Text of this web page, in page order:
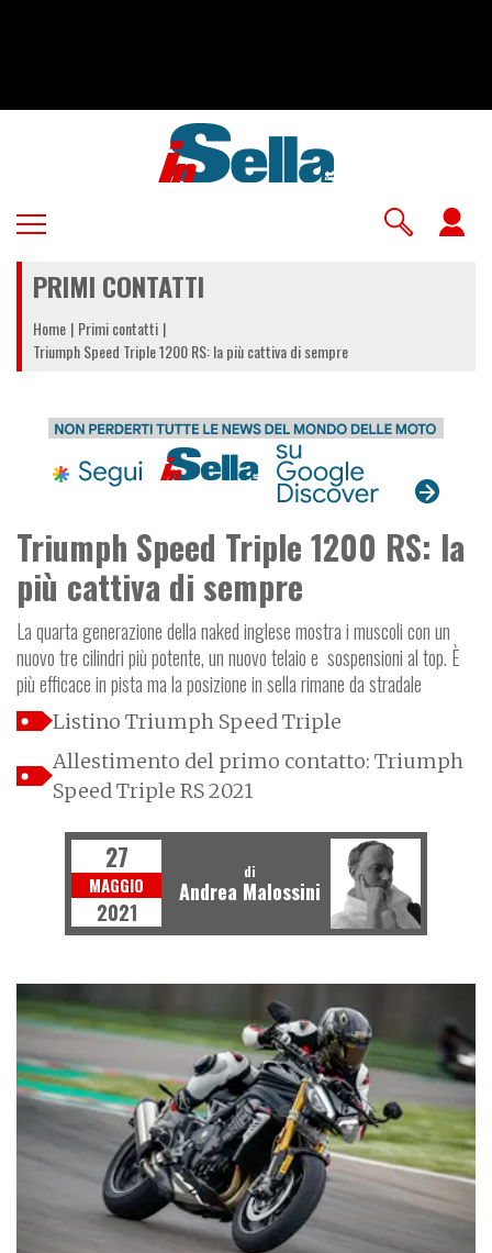
PRIMI CONTATTI
Home Primi contatti
Triumph Speed Triple 1200 RS: la più cattiva di sempre
Triumph Speed Triple 1200 RS: la
più cattiva di sempre
La quarta generazione della naked inglese mostra i muscoli con un
nuovo tre cilindri più potente, un nuovo telaio e sospensioni al top. È
più efficace in pista ma la posizione in sella rimane da stradale
Listino Triumph Speed Triple
Allestimento del primo contatto: Triumph
Speed Triple RS 2021
27
MAGGIO
2021
di
Andrea Malossini